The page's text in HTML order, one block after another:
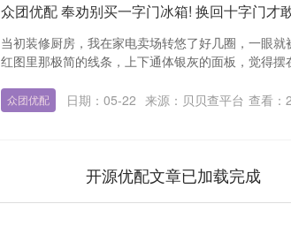
众团优配 奉劝别买一字门冰箱! 换回十字门才
当初装修厨房，我在家电卖场转悠了好几圈，一眼
红图里那极简的线条，上下通体银灰的面板，觉得
众团优配 日期：05-22 来源：贝贝查平台 查看：
开源优配文章已加载完成